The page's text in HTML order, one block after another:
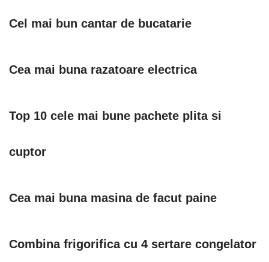
Cel mai bun cantar de bucatarie
Cea mai buna razatoare electrica
Top 10 cele mai bune pachete plita si
cuptor
Cea mai buna masina de facut paine
Combina frigorifica cu 4 sertare congelator